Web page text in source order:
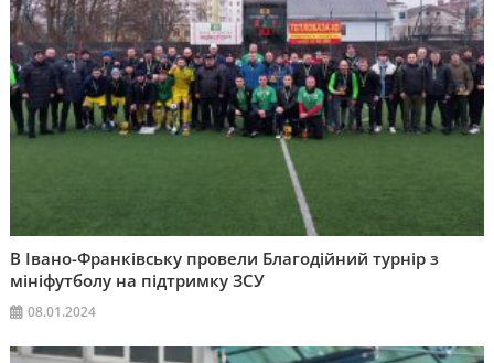
В Івано-Франківську провели Благодійний турнір з
мініфутболу на підтримку ЗСУ
08.01.2024